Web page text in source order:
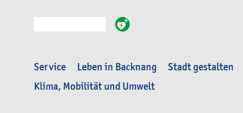
Service Leben in Backnang Stadt gestalten
Klima, Mobilität und Umwelt